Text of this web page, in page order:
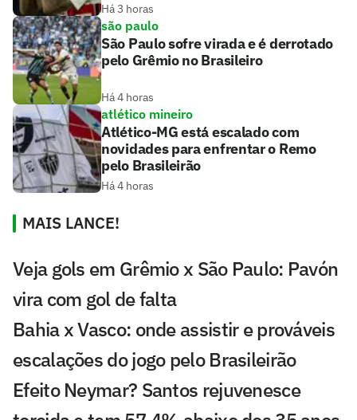
Há 3 horas
são paulo
São Paulo sofre virada e é derrotado
pelo Grêmio no Brasileiro
Há 4 horas
atlético mineiro
Atlético-MG está escalado com
novidades para enfrentar o Remo
pelo Brasileirão
Há 4 horas
MAIS LANCE!
Veja gols em Grêmio x São Paulo: Pavón
vira com gol de falta
Bahia x Vasco: onde assistir e prováveis
escalações do jogo pelo Brasileirão
Efeito Neymar? Santos rejuvenesce